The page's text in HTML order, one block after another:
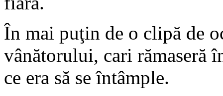
În mai puţin de o clipă de
vânătorului, cari rămaseră
ce era să se întâmple.